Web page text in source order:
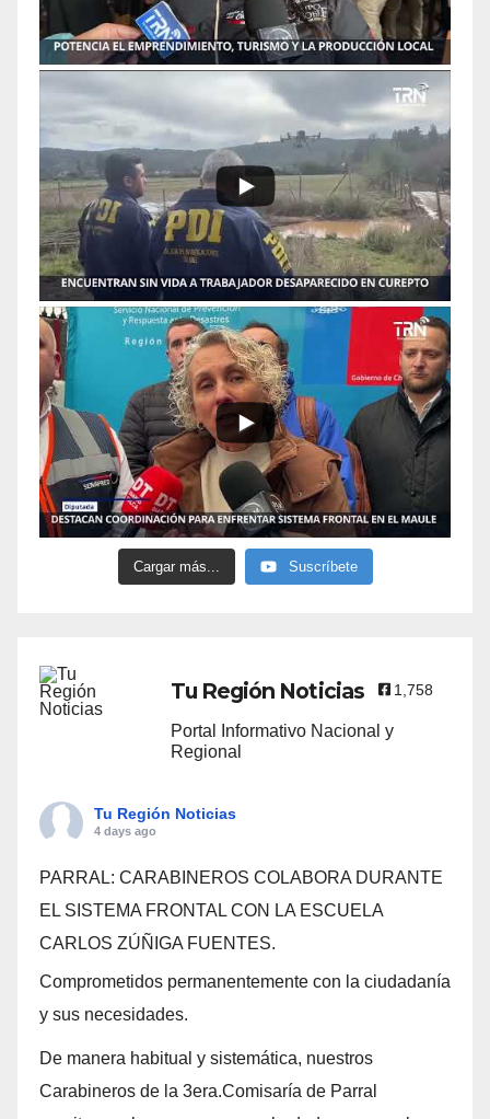
Cargar más... Suscríbete
Tu Región Noticias 1,758
Portal Informativo Nacional y
Regional
Tu Región Noticias
4 days ago
PARRAL: CARABINEROS COLABORA DURANTE
EL SISTEMA FRONTAL CON LA ESCUELA
CARLOS ZÚÑIGA FUENTES.
Comprometidos permanentemente con la ciudadanía
y sus necesidades.
De manera habitual y sistemática, nuestros
Carabineros de la 3era.Comisaría de Parral